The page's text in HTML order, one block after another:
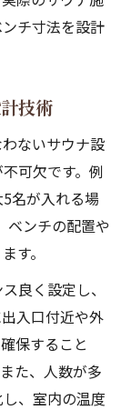
チ寸法を設計
技術
ないサウナ設
可欠です。例
名が入れる場
ベンチの配置や
す。
良く設定し、
入口付近や外
保すること
た、人数が多
、室内の温度